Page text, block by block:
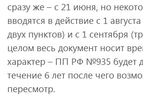
сразу же – с 21 июня, но
вводятся в действие с 1
двух пунктов) и с 1 сентября
целом весь документ носит
характер – ПП РФ №935 будет
течение 6 лет после чего
пересмотр.